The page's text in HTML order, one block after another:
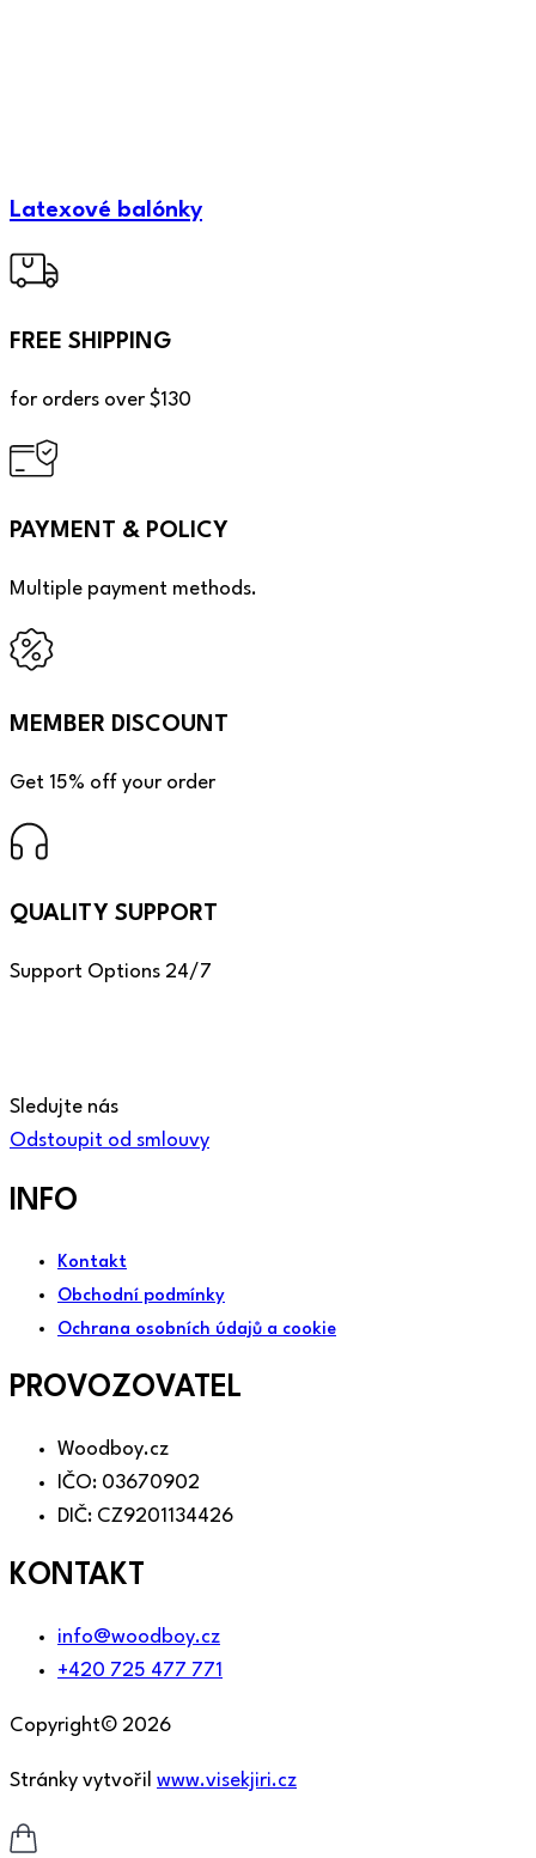
Latexové balónky
FREE SHIPPING
for orders over $130
PAYMENT & POLICY
Multiple payment methods.
MEMBER DISCOUNT
Get 15% off your order
QUALITY SUPPORT
Support Options 24/7
Sledujte nás
Odstoupit od smlouvy
INFO
Kontakt
Obchodní podmínky
Ochrana osobních údajů a cookie
PROVOZOVATEL
Woodboy.cz
IČO: 03670902
DIČ: CZ9201134426
KONTAKT
info@woodboy.cz
+420 725 477 771
Copyright© 2026
Stránky vytvořil www.visekjiri.cz